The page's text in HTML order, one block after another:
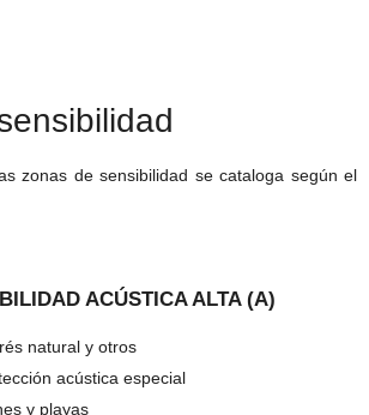
zonas de sensibilidad se cataloga según el
ACÚSTICA ALTA (A)
natural y otros
acústica especial
y playas